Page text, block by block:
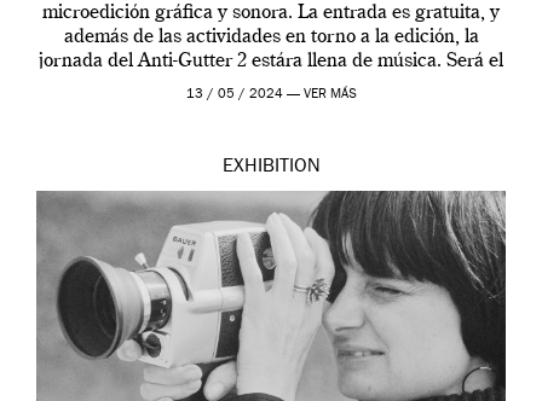
microedición gráfica y sonora. La entrada es gratuita, y
además de las actividades en torno a la edición, la
jornada del Anti-Gutter 2 estára llena de música. Será el
[…]
13 / 05 / 2024 — VER MÁS
EXHIBITION